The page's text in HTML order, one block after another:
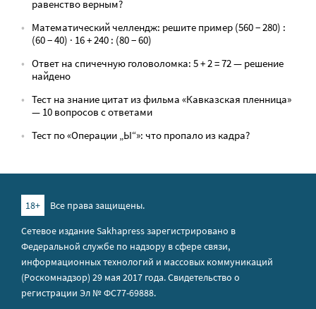
равенство верным?
Математический челлендж: решите пример (560 − 280) :
(60 − 40) · 16 + 240 : (80 − 60)
Ответ на спичечную головоломка: 5 + 2 = 72 — решение
найдено
Тест на знание цитат из фильма «Кавказская пленница»
— 10 вопросов с ответами
Тест по «Операции „Ы“»: что пропало из кадра?
18+
Все права защищены.
Сетевое издание Sakhapress зарегистрировано в
Федеральной службе по надзору в сфере связи,
информационных технологий и массовых коммуникаций
(Роскомнадзор) 29 мая 2017 года. Свидетельство о
регистрации Эл № ФС77-69888.